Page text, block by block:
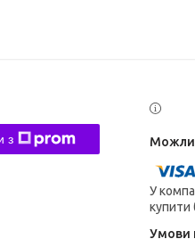
з
У
купити